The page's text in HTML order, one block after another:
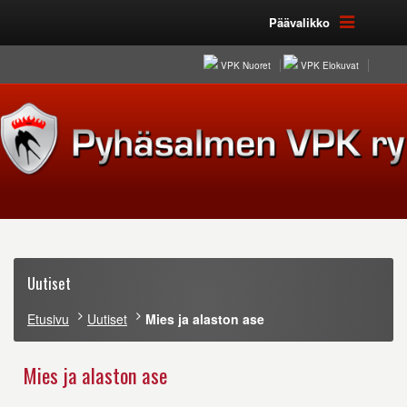
Päävalikko
VPK Nuoret VPK Elokuvat
Uutiset
Etusivu Uutiset Mies ja alaston ase
Mies ja alaston ase